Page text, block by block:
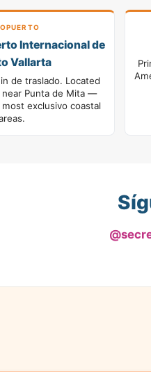
Internacional de
Vallarta
de traslado. Located
near Punta de Mita —
exclusivo coastal